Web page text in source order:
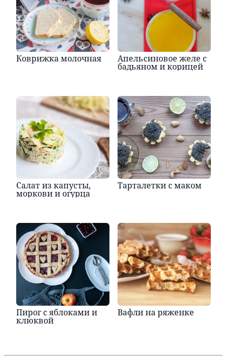
Коврижка молочная Апельсиновое желе с
бадьяном и корицей
Салат из капусты,
моркови и огурца
Тарталетки с маком
Пирог с яблоками и
клюквой
Вафли на ряженке